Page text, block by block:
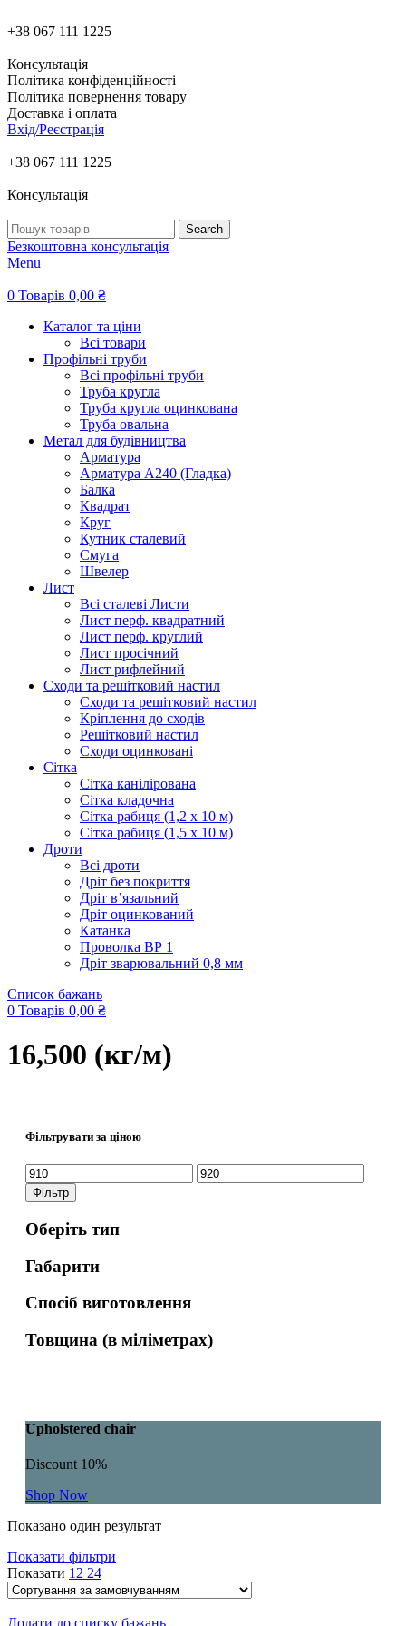
+38 067 111 1225
Консультація
Політика конфіденційності
Політика повернення товару
Доставка і оплата
Вхід/Реєстрація
+38 067 111 1225
Консультація
Search
Безкоштовна консультація
Menu
0 Товарів 0,00 ₴
Каталог та ціни
Всі товари
Профільні труби
Всі профільні труби
Труба кругла
Труба кругла оцинкована
Труба овальна
Метал для будівництва
Арматура
Арматура А240 (Гладка)
Балка
Квадрат
Круг
Кутник сталевий
Смуга
Швелер
Лист
Всі сталеві Листи
Лист перф. квадратний
Лист перф. круглий
Лист просічний
Лист рифлейний
Сходи та решітковий настил
Сходи та решітковий настил
Кріплення до сходів
Решітковий настил
Сходи оцинковані
Сітка
Сітка канілірована
Сітка кладочна
Сітка рабиця (1,2 x 10 м)
Сітка рабиця (1,5 x 10 м)
Дроти
Всі дроти
Дріт без покриття
Дріт в’язальний
Дріт оцинкований
Катанка
Проволка ВР 1
Дріт зварювальний 0,8 мм
Список бажань
0 Товарів 0,00 ₴
16,500 (кг/м)
Фільтрувати за ціною
Мінімальна
ціна
Найбільша
ціна
Фільтр
Оберіть тип
Габарити
Спосіб виготовлення
Товщина (в міліметрах)
Upholstered chair
Discount 10%
Shop Now
Показано один результат
Показати фільтри
Показати 12 24